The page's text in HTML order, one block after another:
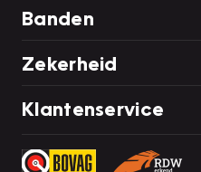
Banden
Zekerheid
Klantenservice